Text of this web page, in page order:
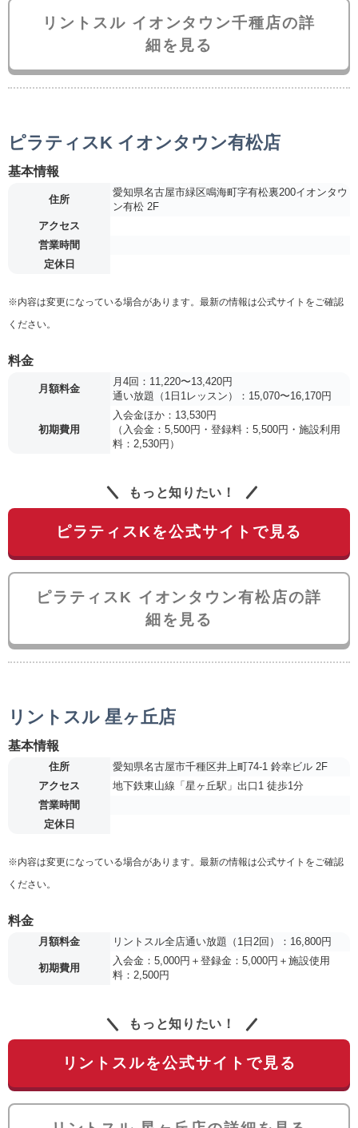
リントスル イオンタウン千種店の詳
細を見る
ピラティスK イオンタウン有松店
基本情報
住所
愛知県名古屋市緑区鳴海町字有松裏200イオンタウ
ン有松 2F
アクセス
営業時間
定休日
※内容は変更になっている場合があります。最新の情報は公式サイトをご確認
ください。
料金
月額料金
月4回：11,220〜13,420円
通い放題（1日1レッスン）：15,070〜16,170円
初期費用
入会金ほか：13,530円
（入会金：5,500円・登録料：5,500円・施設利用
料：2,530円）
もっと知りたい！
ピラティスKを公式サイトで見る
ピラティスK イオンタウン有松店の詳
細を見る
リントスル 星ヶ丘店
基本情報
住所
愛知県名古屋市千種区井上町74-1 鈴幸ビル 2F
アクセス
地下鉄東山線「星ヶ丘駅」出口1 徒歩1分
営業時間
定休日
※内容は変更になっている場合があります。最新の情報は公式サイトをご確認
ください。
料金
月額料金 リントスル全店通い放題（1日2回）：16,800円
初期費用
入会金：5,000円＋登録金：5,000円＋施設使用
料：2,500円
もっと知りたい！
リントスルを公式サイトで見る